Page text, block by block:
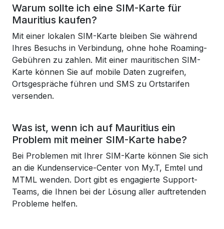
Warum sollte ich eine SIM-Karte für
Mauritius kaufen?
Mit einer lokalen SIM-Karte bleiben Sie während
Ihres Besuchs in Verbindung, ohne hohe Roaming-
Gebühren zu zahlen. Mit einer mauritischen SIM-
Karte können Sie auf mobile Daten zugreifen,
Ortsgespräche führen und SMS zu Ortstarifen
versenden.
Was ist, wenn ich auf Mauritius ein
Problem mit meiner SIM-Karte habe?
Bei Problemen mit Ihrer SIM-Karte können Sie sich
an die Kundenservice-Center von My.T, Emtel und
MTML wenden. Dort gibt es engagierte Support-
Teams, die Ihnen bei der Lösung aller auftretenden
Probleme helfen.